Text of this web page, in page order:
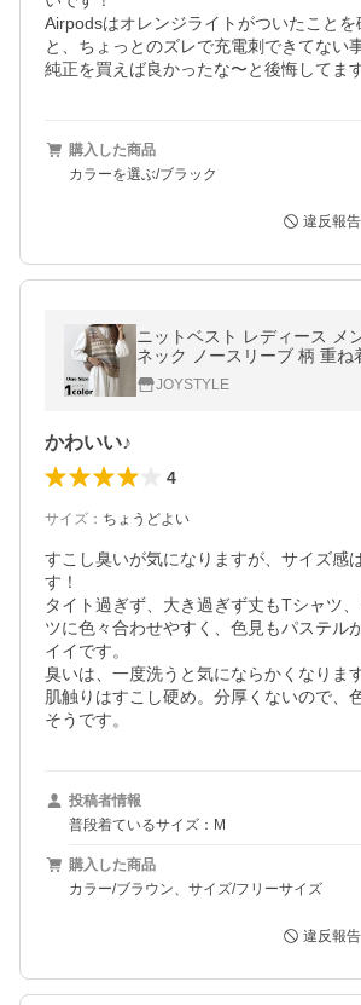
Airpodsはオレンジライトがついたこと
と、ちょっとのズレで充電刺できてない
純正を買えば良かったな〜と後悔してま
購入した商品
カラーを選ぶ/ブラック
違反報告
ニットベスト レディース メ
ネック ノースリーブ 柄 重ね
大きいサイズ ゆったり 大人
JOYSTYLE
かわいい♪
4
サイズ ： ちょうどよい
すこし臭いが気になりますが、サイズ感
す！
タイト過ぎず、大き過ぎず丈もTシャツ
ツに色々合わせやすく、色見もパステル
イイです。
臭いは、一度洗うと気にならかくなります
肌触りはすこし硬め。分厚くないので、
そうです。
投稿者情報
普段着ているサイズ：M
購入した商品
カラー/ブラウン、サイズ/フリーサイズ
違反報告